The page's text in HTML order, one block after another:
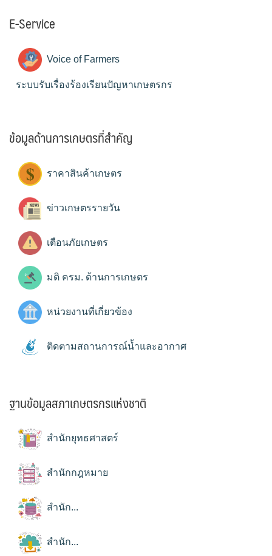
E-Service
Voice of Farmers
ระบบรับเรื่องร้องเรียนปัญหาเกษตรกร
ข้อมูลด้านการเกษตรที่สำคัญ
ราคาสินค้าเกษตร
ข่าวเกษตรรายวัน
เตือนภัยเกษตร
มติ ครม. ด้านการเกษตร
หน่วยงานที่เกี่ยวข้อง
ติดตามสถานการณ์น้ำและอากาศ
ฐานข้อมูลสภาเกษตรกรแห่งชาติ
สำนักยุทธศาสตร์
สำนักกฎหมาย
สำนัก...
สำนัก...